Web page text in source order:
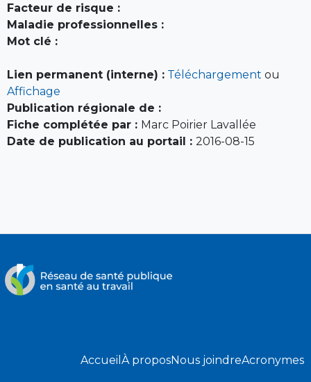
Facteur de risque :
Maladie professionnelles :
Mot clé :
Lien permanent (interne) : Téléchargement ou
Affichage
Publication régionale de :
Fiche complétée par : Marc Poirier Lavallée
Date de publication au portail : 2016-08-15
Accueil À proposNous joindreAcronymes